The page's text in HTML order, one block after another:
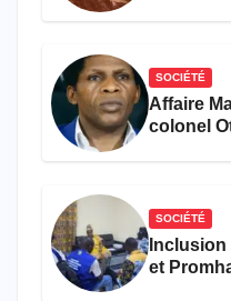
SOCIÉTÉ
Affaire
colonel
SOCIÉTÉ
Inclusion
et